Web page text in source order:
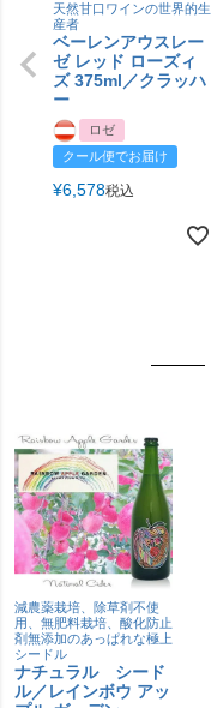
天然甘口ワインの世界的生
産者
ベーレンアウスレー
ゼ レッド ローズィ
ズ 375ml／クラッハ
ー
ロゼ
クール便でお届け
¥6,578税込
減農薬栽培、除草剤不使
用、無肥料栽培、酸化防止
剤無添加のあっぱれな極上
シードル
ナチュラル シード
ル／レインボウ アッ